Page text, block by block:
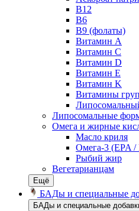
В12
В6
В9 (фолаты)
Витамин A
Витамин C
Витамин D
Витамин E
Витамин K
Витамины
Липосомальные
Омега и жирные
Масло криля
Омега-3 (EPA
Рыбий жир
Вегетарианцам
Ещё
БАДы и специальные
БАДы и специальные